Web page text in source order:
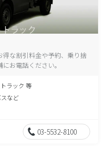
得な割引料金や予約、乗り捨
お電話ください。
ラック 等
スなど
03-5532-8100